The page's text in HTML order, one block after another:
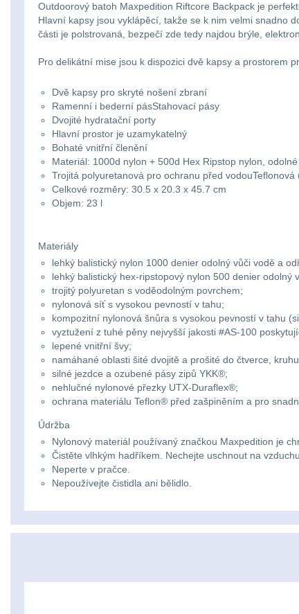
Outdoorový batoh Maxpedition Riftcore Backpack je
Hlavní kapsy jsou vyklápěcí, takže se k nim velmi snadno
části je polstrovaná, bezpečí zde tedy najdou brýle,
Pro delikátní mise jsou k dispozici dvě kapsy a prostorem
Dvě kapsy pro skryté nošení zbraní
Ramenní i bederní pásStahovací pásy
Dvojité hydratační porty
Hlavní prostor je uzamykatelný
Bohaté vnitřní členění
Materiál: 1000d nylon + 500d Hex Ripstop nylon,
Trojitá polyuretanová pro ochranu před
Celkové rozměry: 30.5 x 20.3 x 45.7 cm
Objem: 23 l
Materiály
lehký balistický nylon 1000 denier odolný vůči vodě a
lehký balistický hex-ripstopový nylon 500 denier odolný
trojitý polyuretan s voděodolným povrchem;
nylonová síť s vysokou pevností v tahu;
kompozitní nylonová šnůra s vysokou pevností v tahu
vyztužení z tuhé pěny nejvyšší jakosti #AS-100
lepené vnitřní švy;
namáhané oblasti šité dvojitě a prošité do čtverce,
silné jezdce a ozubené pásy zipů YKK®;
nehlučné nylonové přezky UTX-Duraflex®;
ochrana materiálu Teflon® před zašpiněním a pro
Údržba
Nylonový materiál používaný značkou Maxpedition je
Čistěte vlhkým hadříkem. Nechejte uschnout na vzduchu.
Neperte v pračce.
Nepoužívejte čistidla ani bělidlo.